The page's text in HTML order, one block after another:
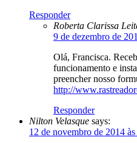
Responder
Roberta Clarissa
9 de dezembro de
Olá, Francisca.
funcionamento e
preencher nosso
http://
Responder
Nilton Velasque says:
12 de novembro de 2014